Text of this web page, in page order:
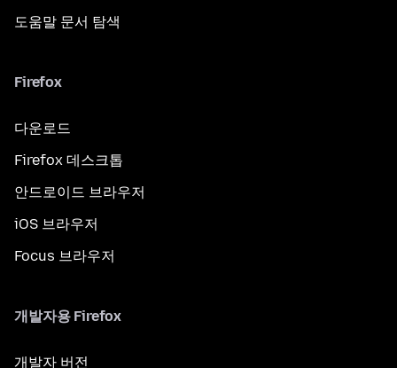
도움말 문서 탐색
Firefox
다운로드
Firefox 데스크톱
안드로이드 브라우저
iOS 브라우저
Focus 브라우저
개발자용 Firefox
개발자 버전